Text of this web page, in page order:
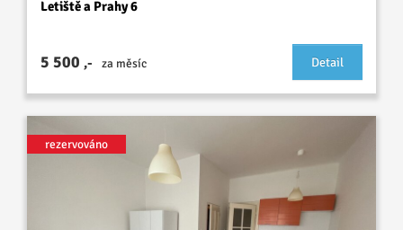
Letiště a Prahy 6
5 500 ,- za měsíc Detail
rezervováno